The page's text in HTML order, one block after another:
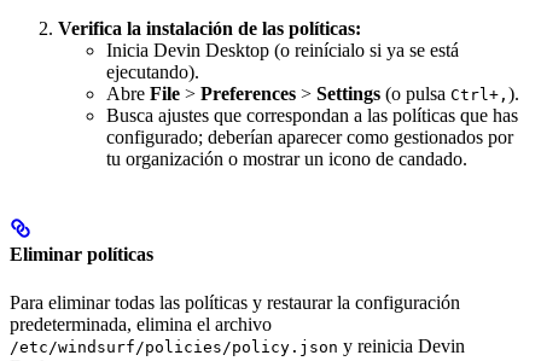
Verifica la instalación de las políticas:
Inicia Devin Desktop (o reinícialo si ya se está
ejecutando).
Abre File > Preferences > Settings (o pulsa Ctrl+, ).
Busca ajustes que correspondan a las políticas que has
configurado; deberían aparecer como gestionados por
tu organización o mostrar un icono de candado.
Eliminar políticas
Para eliminar todas las políticas y restaurar la configuración
predeterminada, elimina el archivo
/etc/windsurf/policies/policy.json y reinicia Devin